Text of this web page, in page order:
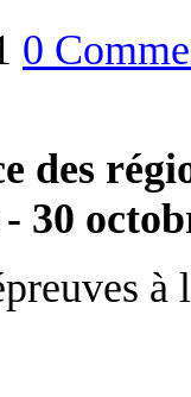
0
des
30